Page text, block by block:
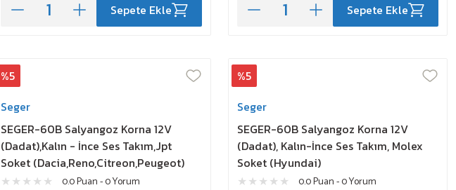
Sepete Ekle Sepete Ekle
%5
Seger
SEGER-60B Salyangoz Korna 12V
(Dadat),Kalın - İnce Ses Takım,Jpt
Soket (Dacia,Reno,Citreon,Peugeot)
0.0 Puan - 0 Yorum
%5
Seger
SEGER-60B Salyangoz Korna 12V
(Dadat), Kalın-İnce Ses Takım, Molex
Soket (Hyundai)
0.0 Puan - 0 Yorum